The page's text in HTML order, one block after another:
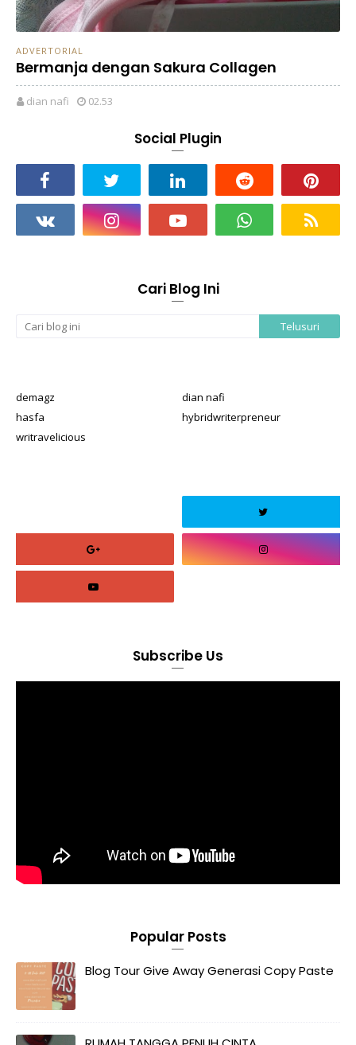
ADVERTORIAL
Bermanja dengan Sakura Collagen
dian nafi 02.53
Social Plugin
Cari Blog Ini
demagz
dian nafi
hasfa
hybridwriterpreneur
writravelicious
Subscribe Us
Popular Posts
Blog Tour Give Away Generasi Copy Paste